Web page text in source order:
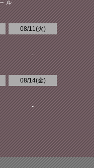
08/11(火)
-
08/14(金)
-